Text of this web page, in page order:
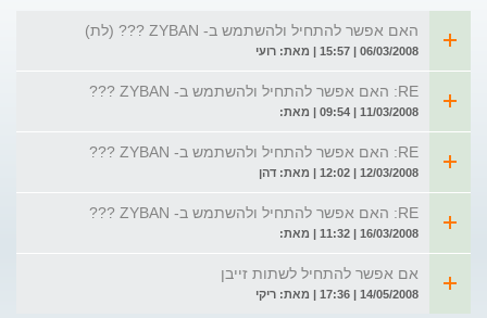
האם אפשר להתחיל ולהשתמש ב- ZYBAN ??? (לת)
06/03/2008 | 15:57 | מאת: רועי
RE: האם אפשר להתחיל ולהשתמש ב- ZYBAN ???
11/03/2008 | 09:54 | מאת:
RE: האם אפשר להתחיל ולהשתמש ב- ZYBAN ???
12/03/2008 | 12:02 | מאת: דהן
RE: האם אפשר להתחיל ולהשתמש ב- ZYBAN ???
16/03/2008 | 11:32 | מאת:
אם אפשר להתחיל לשתות זייבן
14/05/2008 | 17:36 | מאת: ריקי